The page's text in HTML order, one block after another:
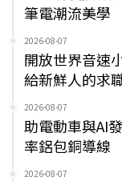
筆電潮流美學
2026-08-07
開放世界音速
給新鮮人的求
2026-08-07
助電動車與AI
率鋁包銅導線
2026-08-07